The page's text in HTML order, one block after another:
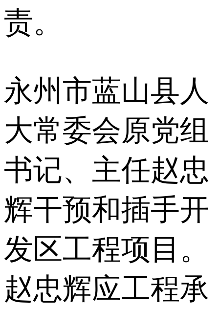
责。
永州市蓝山县人
大常委会原党组
书记、主任赵忠
辉干预和插手开
发区工程项目。
赵忠辉应工程承